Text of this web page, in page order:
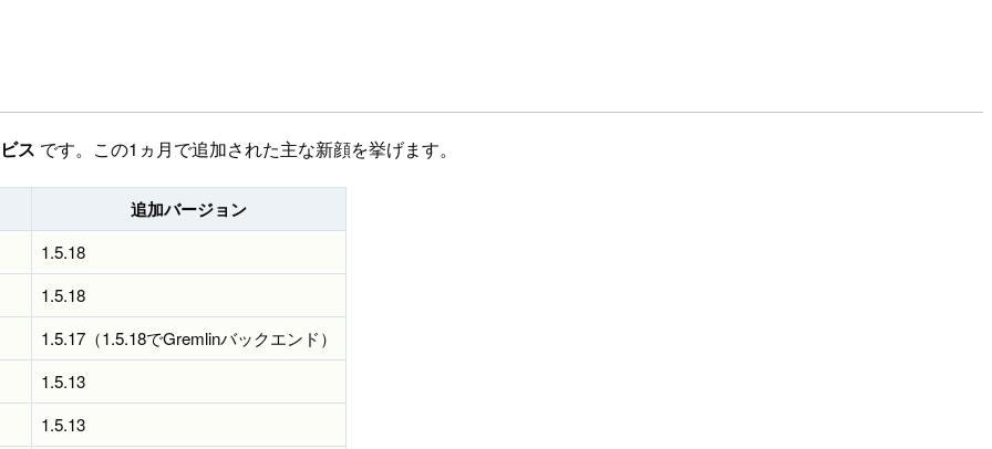
ス です。この1ヵ月で追加された主な新顔を挙げます。
追加バージョン
1.5.18
1.5.18
1.5.17（1.5.18でGremlinバックエンド）
1.5.13
1.5.13